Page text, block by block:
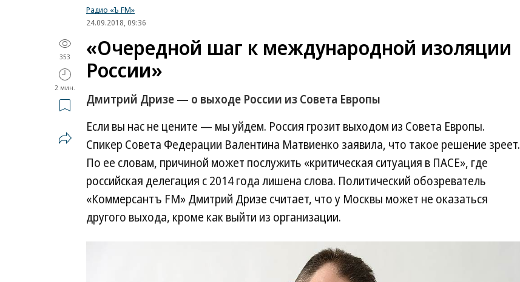
Радио «Ъ FM»
24.09.2018, 09:36
353
2 мин.
«Очередной шаг к международной изоляции
России»
Дмитрий Дризе — о выходе России из Совета Европы
Если вы нас не цените — мы уйдем. Россия грозит выходом из Совета Европы.
Спикер Совета Федерации Валентина Матвиенко заявила, что такое решение зреет.
По ее словам, причиной может послужить «критическая ситуация в ПАСЕ», где
российская делегация с 2014 года лишена слова. Политический обозреватель
«Коммерсантъ FM» Дмитрий Дризе считает, что у Москвы может не оказаться
другого выхода, кроме как выйти из организации.